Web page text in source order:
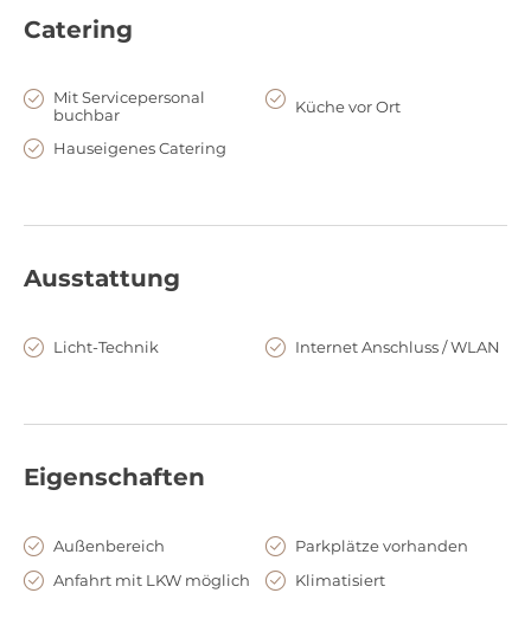
Catering
Mit Servicepersonal
buchbar
Küche vor Ort
Hauseigenes Catering
Ausstattung
Licht-Technik Internet Anschluss / WLAN
Eigenschaften
Außenbereich
Parkplätze vorhanden
Anfahrt mit LKW möglich
Klimatisiert